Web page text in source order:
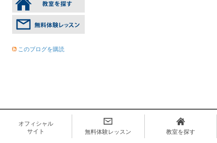
このブログを購読
オフィシャル
サイト
無料体験レッスン 教室を探す